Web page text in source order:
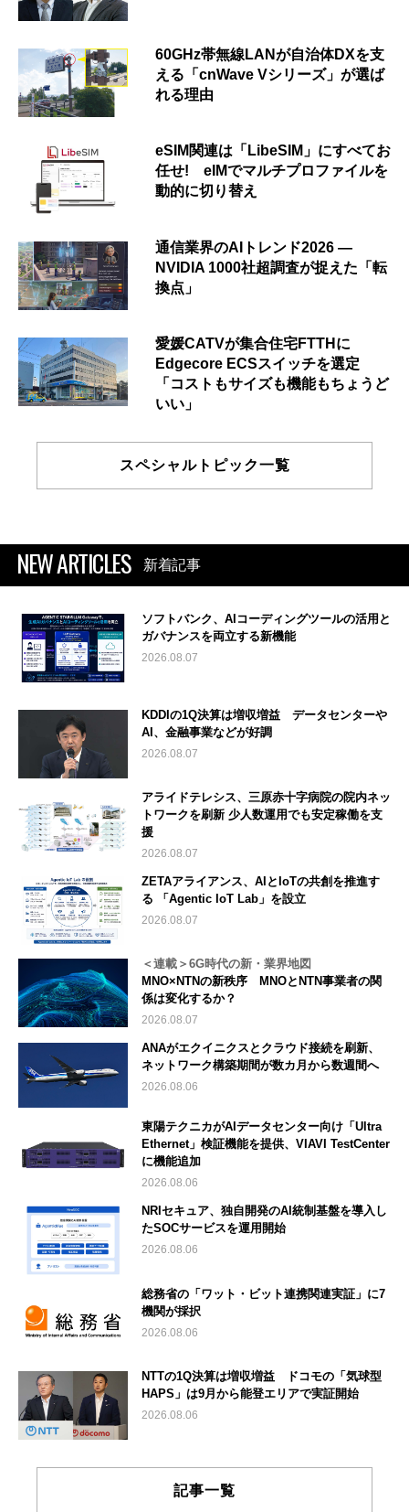
60GHz帯無線LANが自治体DXを支
える「cnWave Vシリーズ」が選ば
れる理由
eSIM関連は「LibeSIM」にすべてお
任せ! eIMでマルチプロファイルを
動的に切り替え
通信業界のAIトレンド2026 ―
NVIDIA 1000社超調査が捉えた「転
換点」
愛媛CATVが集合住宅FTTHに
Edgecore ECSスイッチを選定
「コストもサイズも機能もちょうど
いい」
スペシャルトピック一覧
NEW ARTICLES 新着記事
ソフトバンク、AIコーディングツールの活用と
ガバナンスを両立する新機能
2026.08.07
KDDIの1Q決算は増収増益 データセンターや
AI、金融事業などが好調
2026.08.07
アライドテレシス、三原赤十字病院の院内ネッ
トワークを刷新 少人数運用でも安定稼働を支
援
2026.08.07
ZETAアライアンス、AIとIoTの共創を推進す
る 「Agentic IoT Lab」を設立
2026.08.07
＜連載＞6G時代の新・業界地図
MNO×NTNの新秩序 MNOとNTN事業者の関
係は変化するか？
2026.08.07
ANAがエクイニクスとクラウド接続を刷新、
ネットワーク構築期間が数カ月から数週間へ
2026.08.06
東陽テクニカがAIデータセンター向け「Ultra
Ethernet」検証機能を提供、VIAVI TestCenter
に機能追加
2026.08.06
NRIセキュア、独自開発のAI統制基盤を導入し
たSOCサービスを運用開始
2026.08.06
総務省の「ワット・ビット連携関連実証」に7
機関が採択
2026.08.06
NTTの1Q決算は増収増益 ドコモの「気球型
HAPS」は9月から能登エリアで実証開始
2026.08.06
記事一覧